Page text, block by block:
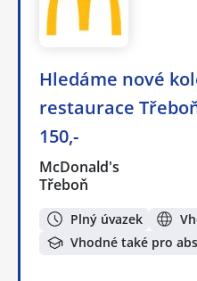
Hledáme nové
restaurace
150,-
McDonald's
Třeboň
Plný úvazek
Vhodné také pro